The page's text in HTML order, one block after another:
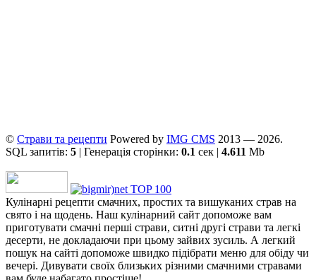
© Страви та рецепти Powered by ІMG CMS 2013 — 2026.
SQL запитів: 5 | Генерація сторінки: 0.1 сек | 4.611 Mb
Кулінарні рецепти смачних, простих та вишуканих страв на
свято і на щодень. Наш кулінарний сайт допоможе вам
приготувати смачні перші страви, ситні другі страви та легкі
десерти, не докладаючи при цьому зайвих зусиль. А легкий
пошук на сайті допоможе швидко підібрати меню для обіду чи
вечері. Дивувати своїх близьких різними смачними стравами